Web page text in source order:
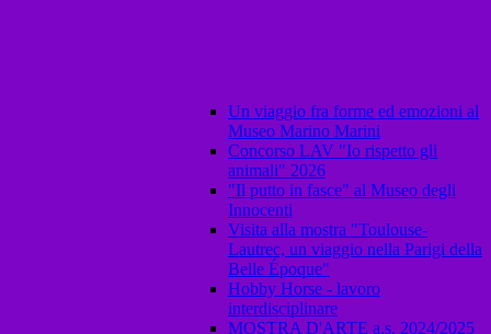
Un viaggio fra forme ed emozioni al
Museo Marino Marini
Concorso LAV "Io rispetto gli
animali" 2026
"Il putto in fasce" al Museo degli
Innocenti
Visita alla mostra "Toulouse-
Lautrec, un viaggio nella Parigi della
Belle Époque"
Hobby Horse - lavoro
interdisciplinare
MOSTRA D'ARTE a.s. 2024/2025